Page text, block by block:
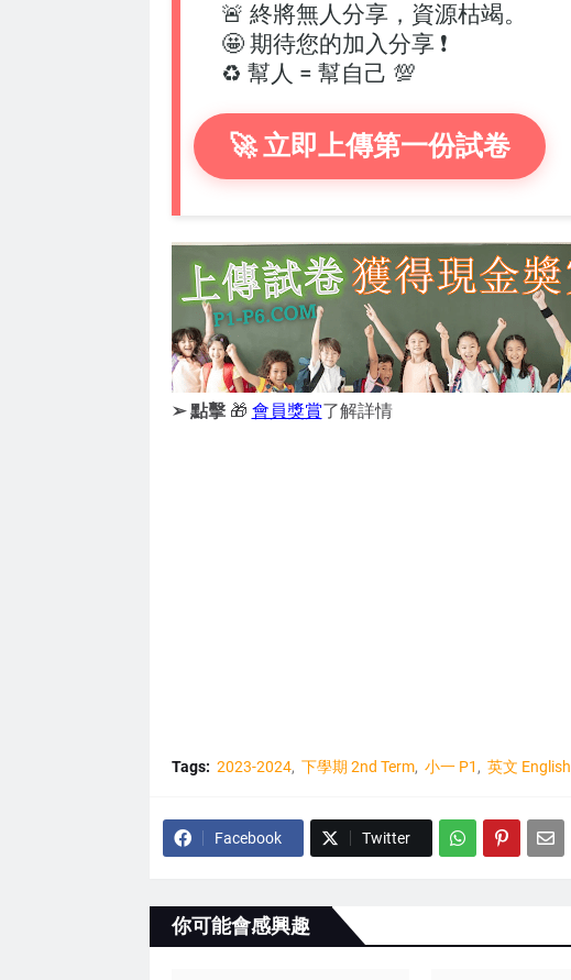
🚨 終將無人分享，資源枯竭。
🤩 期待您的加入分享 ❗
♻️ 幫人 = 幫自己 💯
🚀 立即上傳第一份試卷
➢ 點擊 🎁 會員獎賞了解詳情
Tags: 2023-2024 下學期 2nd Term 小一 P1 英文 English
Facebook Twitter
你可能會感興趣